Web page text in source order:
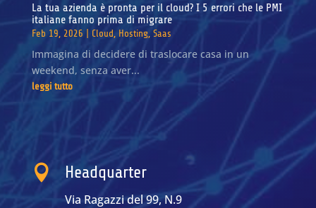
La tua azienda è pronta per il cloud? I 5 errori che le PMI
italiane fanno prima di migrare
Feb 19, 2026 Cloud Hosting Saas
Immagina di decidere di traslocare casa in un
weekend, senza aver...
leggi tutto
 Headquarter
Via Ragazzi del 99, N.9